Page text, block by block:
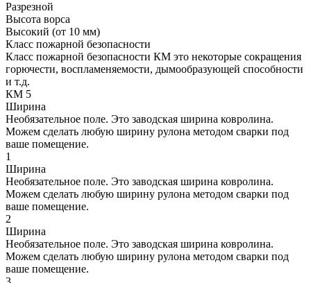
Разрезной
Высота ворса
Высокий (от 10 мм)
Класс пожарной безопасности
Класс пожарной безопасности КМ это некоторые сокращения
горючести, воспламеняемости, дымообразующей способности
и т.д.
КМ 5
Ширина
Необязательное поле. Это заводская ширина ковролина.
Можем сделать любую ширину рулона методом сварки под
ваше помещение.
1
Ширина
Необязательное поле. Это заводская ширина ковролина.
Можем сделать любую ширину рулона методом сварки под
ваше помещение.
2
Ширина
Необязательное поле. Это заводская ширина ковролина.
Можем сделать любую ширину рулона методом сварки под
ваше помещение.